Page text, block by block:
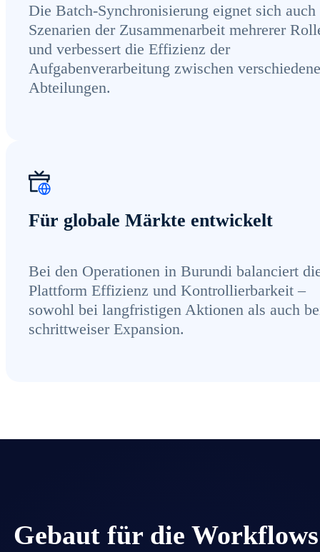
Die Batch-Synchronisierung eignet sich
Szenarien der Zusammenarbeit mehrerer
und verbessert die Effizienz der
Aufgabenverarbeitung zwischen
Abteilungen.
Für globale Märkte entwickelt
Bei den Operationen in Burundi balanciert
Plattform Effizienz und Kontrollierbarkeit –
sowohl bei langfristigen Aktionen als auch
schrittweiser Expansion.
Gebaut für die Workflows